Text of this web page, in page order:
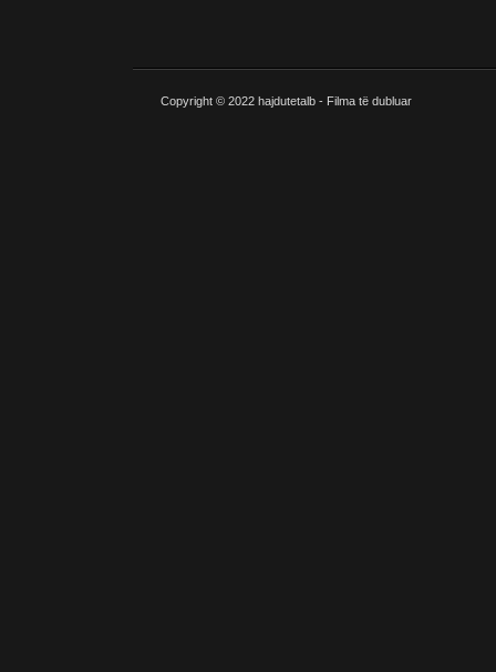
Copyright © 2022 hajdutetalb - Filma të dubluar